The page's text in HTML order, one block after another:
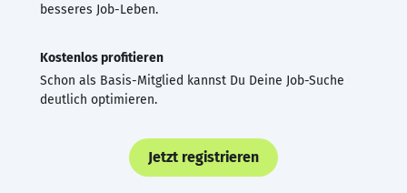
besseres Job-Leben.
Kostenlos profitieren
Schon als Basis-Mitglied kannst Du Deine Job-Suche
deutlich optimieren.
Jetzt registrieren